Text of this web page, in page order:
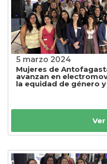
5 marzo 2024
Mujeres de
avanzan en
la equidad de género